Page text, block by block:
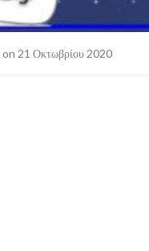
on 21 Οκτωβρίου 2020